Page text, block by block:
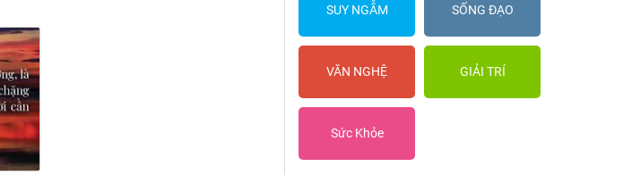
SUY NGẪM SỐNG ĐẠO
VĂN NGHỆ GIẢI TRÍ
Sức Khỏe